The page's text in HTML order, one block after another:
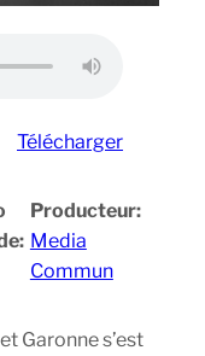
Télécharger
Producteur:
Media
Commun
Garonne s’est